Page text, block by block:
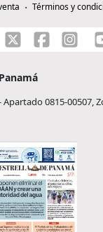
Términos y
0815-00507,